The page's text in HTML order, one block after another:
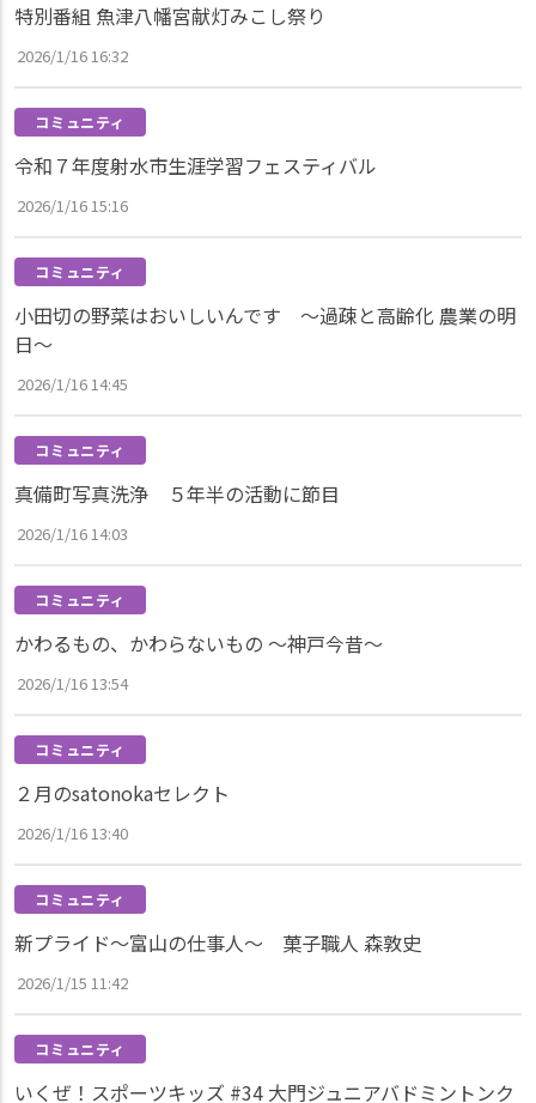
特別番組 魚津八幡宮献灯みこし祭り
2026/1/16 16:32
コミュニティ
令和７年度射水市生涯学習フェスティバル
2026/1/16 15:16
コミュニティ
小田切の野菜はおいしいんです ～過疎と高齢化 農業の明
日～
2026/1/16 14:45
コミュニティ
真備町写真洗浄 ５年半の活動に節目
2026/1/16 14:03
コミュニティ
かわるもの、かわらないもの ～神戸今昔～
2026/1/16 13:54
コミュニティ
２月のsatonokaセレクト
2026/1/16 13:40
コミュニティ
新プライド～富山の仕事人～ 菓子職人 森敦史
2026/1/15 11:42
コミュニティ
いくぜ！スポーツキッズ #34 大門ジュニアバドミントンク